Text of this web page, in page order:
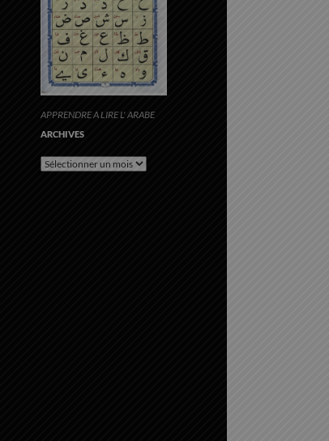
APPRENDRE A LIRE L' ARABE
ARCHIVES
Archives